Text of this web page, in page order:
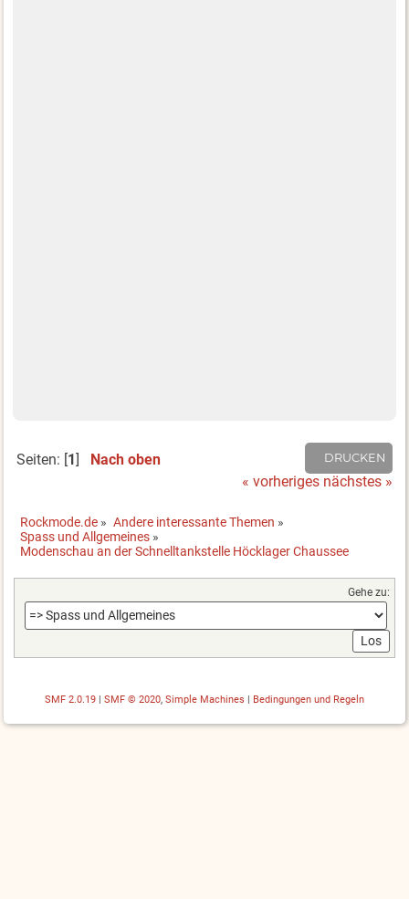
DRUCKEN
Seiten: [1] Nach oben
« vorheriges nächstes »
Rockmode.de » Andere interessante Themen »
Spass und Allgemeines »
Modenschau an der Schnelltankstelle Höcklager Chaussee
Gehe zu:
SMF 2.0.19 | SMF © 2020 Simple Machines | Bedingungen und Regeln